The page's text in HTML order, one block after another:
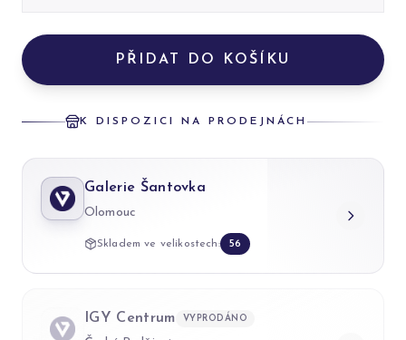
PŘIDAT DO KOŠÍKU
K DISPOZICI NA PRODEJNÁCH
Galerie Šantovka
Olomouc
Skladem ve velikostech: 56
IGY Centrum VYPRODÁNO